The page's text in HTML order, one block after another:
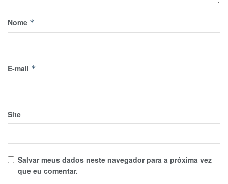
Nome *
E-mail *
Site
Salvar meus dados neste navegador para a próxima vez
que eu comentar.